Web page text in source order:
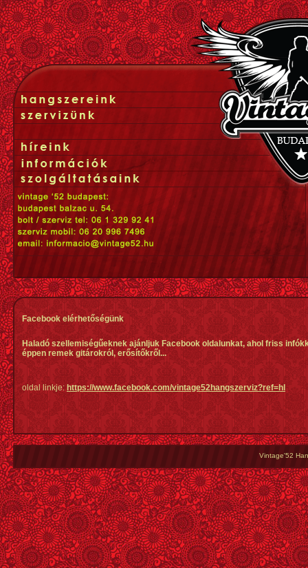
Facebook elérhetőségünk
Haladó szellemiségűeknek ajánljuk Facebook oldalunkat, ahol friss
éppen remek gitárokról, erősítőkről...
oldal linkje: https://www.facebook.com/vintage52hangszerviz?ref=hl
Vintage'52